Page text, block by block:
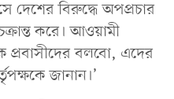
দেশের বিরুদ্ধে অপপ্রচার
করে। আওয়ামী
প্রবাসীদের বলবো, এদের
জানান।’